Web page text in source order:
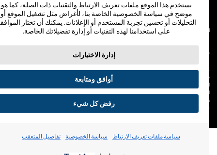
والأحكام سياسة الخصوصية
المجس، فري ستايل، وليبري، والعلامات التجارية ذات الصلة هي علامات لشركة أبوت
لا يجوز استخدام أي علامة تجارية أو الاسم التجاري أو المظهر التجاري لأبوت في هذا الموقع
دون الحصول على إذن كتابي مسبق من أبوت، إلا لتحديد منتج أو خدمات الشركة. هذا
والمعلومات التي تحتويه مقصودة لسكان دولة جمهورية مصر العربية فقط. إن
والبيانات الواردة صورية لأغراض توضيحية فقط. ولا تمثل مريضًا حقيقيًا أو بيانات
ADC-53188-
تفضيلات ملفات تعريف الارتباط
يستخدم هذا الموقع ملفات تعريف الارتباط والتقنيات ذات الصلة، كما هو
موضح في سياسة الخصوصية الخاصة بنا، لأغراض مثل تشغيل الموقع أو
التحليلات أو تحسين تجربة المستخدم أو الإعلانات. يمكنك أن تختار الموافقة
على استخدامنا لهذه التقنيات أو إدارة تفضيلاتك الخاصة.
إدارة الاختيارات
أوافق ومتابعة
رفض كل شيء
سياسة ملفات تعريف الارتباط سياسة الخصوصية تفاصيل المتعقب